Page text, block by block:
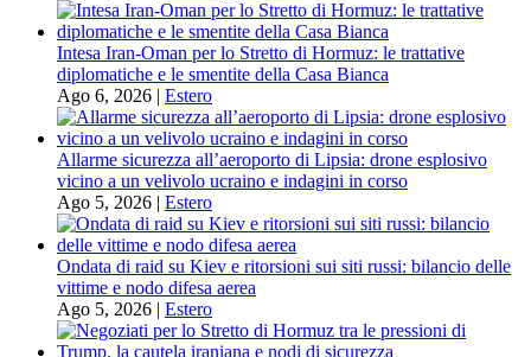
Intesa Iran-Oman per lo Stretto di Hormuz: le trattative
diplomatiche e le smentite della Casa Bianca
Ago 6, 2026 | Estero
Allarme sicurezza all’aeroporto di Lipsia: drone esplosivo
vicino a un velivolo ucraino e indagini in corso
Ago 5, 2026 | Estero
Ondata di raid su Kiev e ritorsioni sui siti russi: bilancio delle
vittime e nodo difesa aerea
Ago 5, 2026 | Estero